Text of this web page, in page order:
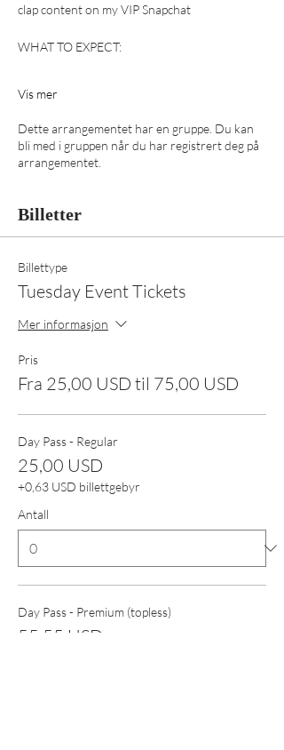
clap content on my VIP Snapchat
WHAT TO EXPECT:
Vis mer
Dette arrangementet har en gruppe. Du kan
bli med i gruppen når du har registrert deg på
arrangementet.
Billetter
Billettype
Tuesday Event Tickets
Mer informasjon
Pris
Fra 25,00 USD til 75,00 USD
Day Pass - Regular
25,00 USD
+0,63 USD billettgebyr
Antall
Day Pass - Premium (topless)
55,55 USD